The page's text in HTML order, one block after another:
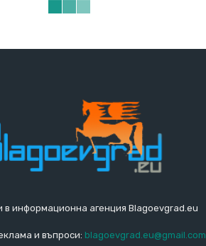
информационна агенция Blagoevgrad.eu
и въпроси: blagoevgrad.eu@gmail.com